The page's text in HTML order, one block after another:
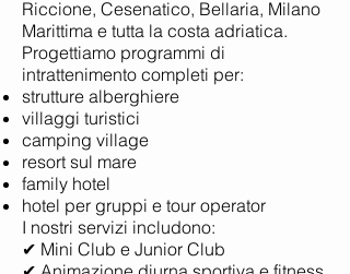
Riccione, Cesenatico, Bellaria, Milano
Marittima e tutta la costa adriatica.
Progettiamo programmi di
intrattenimento completi per:
strutture alberghiere
villaggi turistici
camping village
resort sul mare
family hotel
hotel per gruppi e tour operator
I nostri servizi includono:
✔ Mini Club e Junior Club